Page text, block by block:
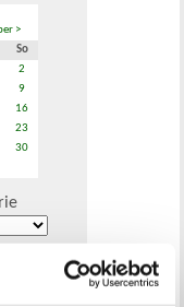
>
So
2
9
16
23
30